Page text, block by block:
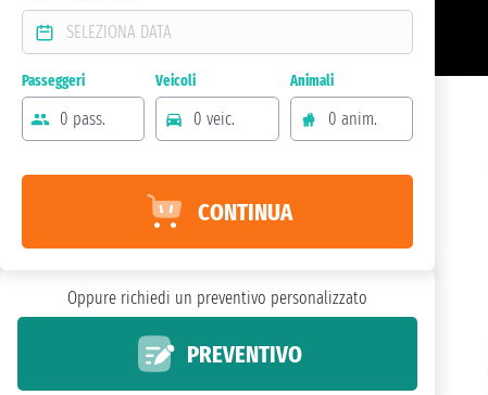
Passeggeri
0 pass.
Veicoli
0 veic.
Animali
0 anim.
CONTINUA
Oppure richiedi un preventivo personalizzato
PREVENTIVO